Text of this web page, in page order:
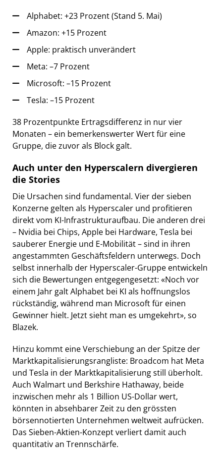
Alphabet: +23 Prozent (Stand 5. Mai)
Amazon: +15 Prozent
Apple: praktisch unverändert
Meta: –7 Prozent
Microsoft: –15 Prozent
Tesla: –15 Prozent
38 Prozentpunkte Ertragsdifferenz in nur vier
Monaten – ein bemerkenswerter Wert für eine
Gruppe, die zuvor als Block galt.
Auch unter den Hyperscalern divergieren
die Stories
Die Ursachen sind fundamental. Vier der sieben
Konzerne gelten als Hyperscaler und profitieren
direkt vom KI-Infrastrukturaufbau. Die anderen drei
– Nvidia bei Chips, Apple bei Hardware, Tesla bei
sauberer Energie und E-Mobilität – sind in ihren
angestammten Geschäftsfeldern unterwegs. Doch
selbst innerhalb der Hyperscaler-Gruppe entwickeln
sich die Bewertungen entgegengesetzt: «Noch vor
einem Jahr galt Alphabet bei KI als hoffnungslos
rückständig, während man Microsoft für einen
Gewinner hielt. Jetzt sieht man es umgekehrt», so
Blazek.
Hinzu kommt eine Verschiebung an der Spitze der
Marktkapitalisierungsrangliste: Broadcom hat Meta
und Tesla in der Marktkapitalisierung still überholt.
Auch Walmart und Berkshire Hathaway, beide
inzwischen mehr als 1 Billion US-Dollar wert,
könnten in absehbarer Zeit zu den grössten
börsennotierten Unternehmen weltweit aufrücken.
Das Sieben-Aktien-Konzept verliert damit auch
quantitativ an Trennschärfe.